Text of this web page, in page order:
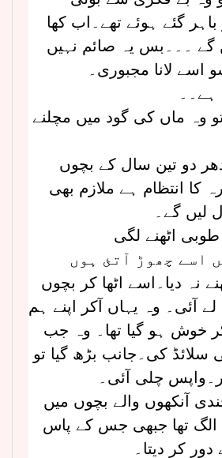
باہر گئے ہوئے تھے۔اب کھا
گے ۔۔۔بس یہ صائم نہیں
اسے لانا مجبوری۔
وہ ماں کی گود میں مچلنے
دو تین سال کے بچوں
کا انتظام ہے ملازم بھی
لیں گے۔
طوبی اٹھنے لگی
اسے چھوڑ آتئ ہوں
نہ دیا۔اسے اٹھا کر بچوں
لے آئی۔ وہ یہاں آکر اپنے ہم
خوش ہو گیا تھا۔ وہ جب
سلائڈ کی۔جانب بڑھ گیا تو
چلی آئی۔
آنکھوں والے بچوں میں
تھا جبھی جس کے پاس
کر دیتا۔